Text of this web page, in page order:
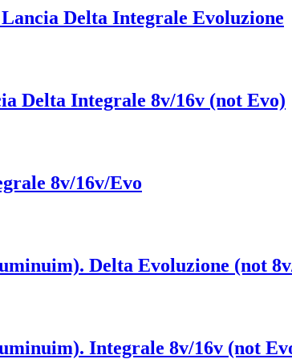
Delta Integrale Evoluzione
Delta Integrale 8v/16v (not Evo)
8v/16v/Evo
Delta Evoluzione (not
Integrale 8v/16v (not